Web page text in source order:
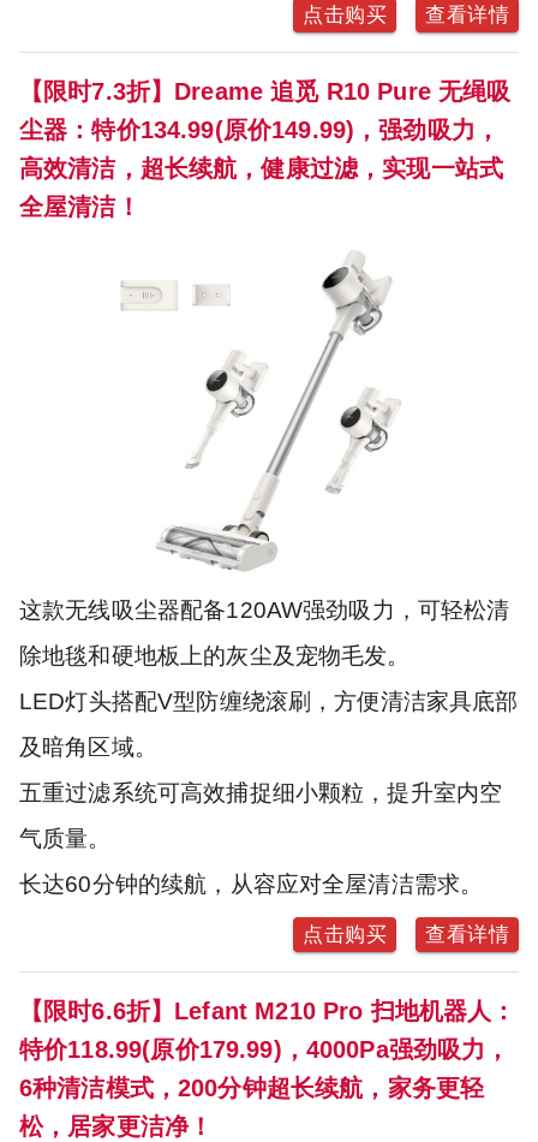
点击购买 查看详情
【限时7.3折】Dreame 追觅 R10 Pure 无绳吸
尘器：特价134.99(原价149.99)，强劲吸力，
高效清洁，超长续航，健康过滤，实现一站式
全屋清洁！
这款无线吸尘器配备120AW强劲吸力，可轻松清
除地毯和硬地板上的灰尘及宠物毛发。
LED灯头搭配V型防缠绕滚刷，方便清洁家具底部
及暗角区域。
五重过滤系统可高效捕捉细小颗粒，提升室内空
气质量。
长达60分钟的续航，从容应对全屋清洁需求。
点击购买 查看详情
【限时6.6折】Lefant M210 Pro 扫地机器人：
特价118.99(原价179.99)，4000Pa强劲吸力，
6种清洁模式，200分钟超长续航，家务更轻
松，居家更洁净！